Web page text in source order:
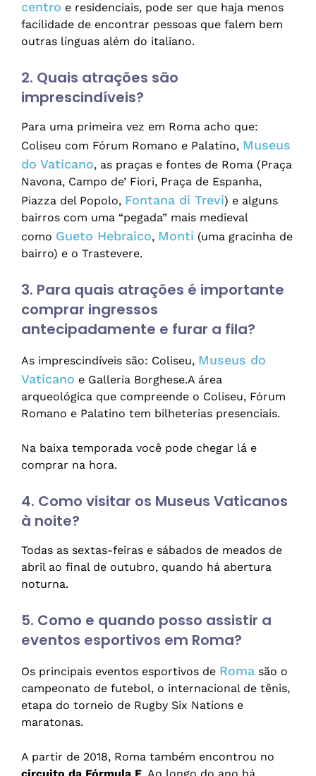
centro e residenciais, pode ser que haja menos
facilidade de encontrar pessoas que falem bem
outras línguas além do italiano.
2. Quais atrações são
imprescindíveis?
Para uma primeira vez em Roma acho que:
Coliseu com Fórum Romano e Palatino, Museus
do Vaticano, as praças e fontes de Roma (Praça
Navona, Campo de’ Fiori, Praça de Espanha,
Piazza del Popolo, Fontana di Trevi) e alguns
bairros com uma “pegada” mais medieval
como Gueto Hebraico, Monti (uma gracinha de
bairro) e o Trastevere.
3. Para quais atrações é importante
comprar ingressos
antecipadamente e furar a fila?
As imprescindíveis são: Coliseu, Museus do
Vaticano e Galleria Borghese.A área
arqueológica que compreende o Coliseu, Fórum
Romano e Palatino tem bilheterias presenciais.
Na baixa temporada você pode chegar lá e
comprar na hora.
4. Como visitar os Museus Vaticanos
à noite?
Todas as sextas-feiras e sábados de meados de
abril ao final de outubro, quando há abertura
noturna.
5. Como e quando posso assistir a
eventos esportivos em Roma?
Os principais eventos esportivos de Roma são o
campeonato de futebol, o internacional de tênis,
etapa do torneio de Rugby Six Nations e
maratonas.
A partir de 2018, Roma também encontrou no